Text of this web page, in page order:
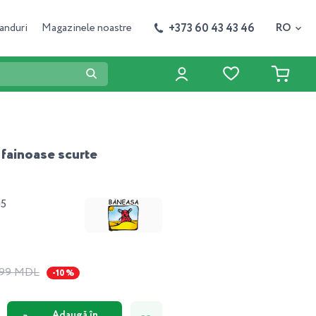
Magazinele noastre +373 60 43 43 46 RO
scurte
MDL -10 %